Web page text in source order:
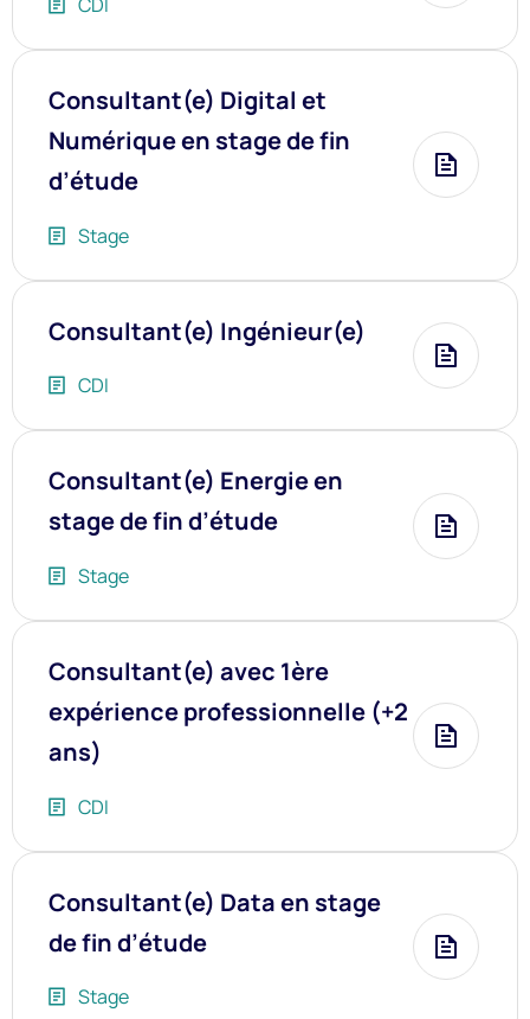
Consultant(e) Digital et
Numérique en stage de fin
d’étude
Stage
Plus
Consultant(e) Ingénieur(e)
CDI
Plus
Consultant(e) Energie en
stage de fin d’étude
Stage
Plus
Consultant(e) avec 1ère
expérience professionnelle (+2
ans)
CDI
Plus
Consultant(e) Data en stage
de fin d’étude
Stage
Plus
Ouvrir ou fermer la modal de la